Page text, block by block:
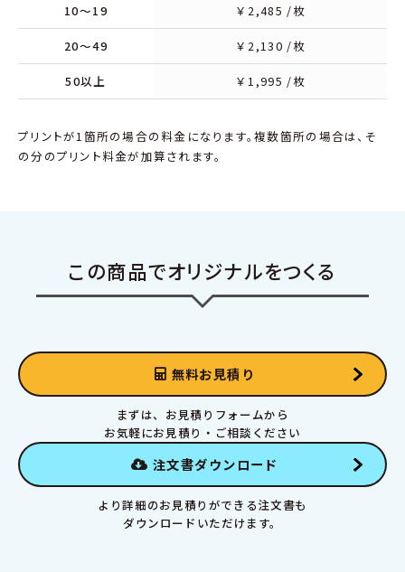
10～19 ￥2,485 /枚
20～49 ￥2,130 /枚
50以上 ￥1,995 /枚
プリントが1箇所の場合の料金になります。複数箇所の場合は、そ
の分のプリント料金が加算されます。
この商品でオリジナルをつくる
無料お見積り
まずは、お見積りフォームから
お気軽にお見積り・ご相談ください
注文書ダウンロード
より詳細のお見積りができる注文書も
ダウンロードいただけます。